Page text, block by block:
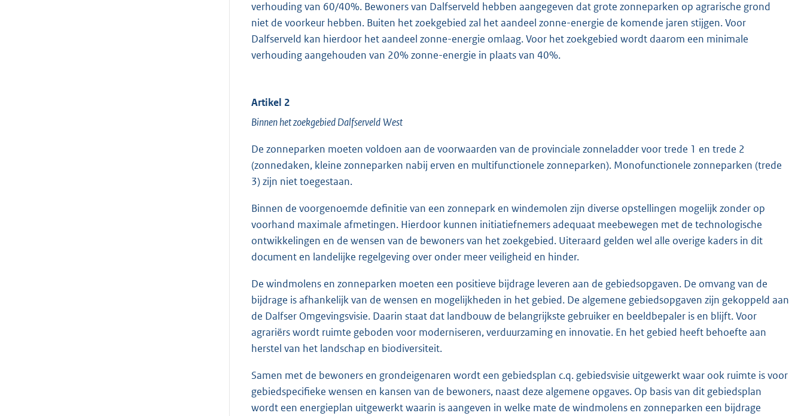
verhouding van 60/40%. Bewoners van Dalfserveld hebben aangegeven dat grote zonneparken op agrarische grond
niet de voorkeur hebben. Buiten het zoekgebied zal het aandeel zonne-energie de komende jaren stijgen. Voor
Dalfserveld kan hierdoor het aandeel zonne-energie omlaag. Voor het zoekgebied wordt daarom een minimale
verhouding aangehouden van 20% zonne-energie in plaats van 40%.
Artikel 2
Binnen het zoekgebiedDalfserveldWest
De zonneparken moeten voldoen aan de voorwaarden van de provinciale zonneladder voor trede 1 en trede 2
(zonnedaken, kleine zonneparken nabij erven en multifunctionele zonneparken). Monofunctionele zonneparken (trede
3) zijn niet toegestaan.
Binnen de voorgenoemde definitie van een zonnepark en windemolen zijn diverse opstellingen mogelijk zonder op
voorhand maximale afmetingen. Hierdoor kunnen initiatiefnemers adequaat meebewegen met de technologische
ontwikkelingen en de wensen van de bewoners van het zoekgebied. Uiteraard gelden wel alle overige kaders in dit
document en landelijke regelgeving over onder meer veiligheid en hinder.
De windmolens en zonneparken moeten een positieve bijdrage leveren aan de gebiedsopgaven. De omvang van de
bijdrage is afhankelijk van de wensen en mogelijkheden in het gebied. De algemene gebiedsopgaven zijn gekoppeld aan
de Dalfser Omgevingsvisie. Daarin staat dat landbouw de belangrijkste gebruiker en beeldbepaler is en blijft. Voor
agrariërs wordt ruimte geboden voor moderniseren, verduurzaming en innovatie. En het gebied heeft behoefte aan
herstel van het landschap en biodiversiteit.
Samen met de bewoners en grondeigenaren wordt een gebiedsplan c.q. gebiedsvisie uitgewerkt waar ook ruimte is voor
gebiedspecifieke wensen en kansen van de bewoners, naast deze algemene opgaves. Op basis van dit gebiedsplan
wordt een energieplan uitgewerkt waarin is aangeven in welke mate de windmolens en zonneparken een bijdrage